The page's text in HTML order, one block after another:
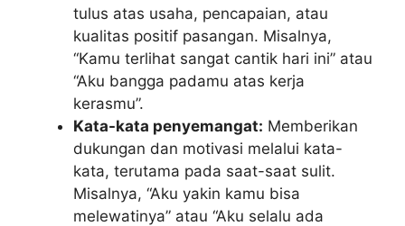
tulus atas usaha, pencapaian, atau
kualitas positif pasangan. Misalnya,
“Kamu terlihat sangat cantik hari ini” atau
“Aku bangga padamu atas kerja
kerasmu”.
Kata-kata penyemangat: Memberikan
dukungan dan motivasi melalui kata-
kata, terutama pada saat-saat sulit.
Misalnya, “Aku yakin kamu bisa
melewatinya” atau “Aku selalu ada